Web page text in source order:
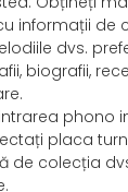
informații de
dvs.
biografii,
phono
placa
de colecția